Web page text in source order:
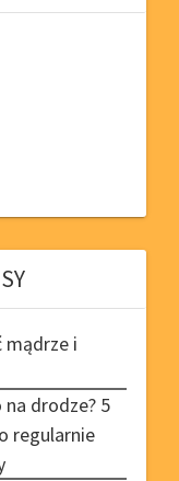
mądrze i
drodze? 5
regularnie